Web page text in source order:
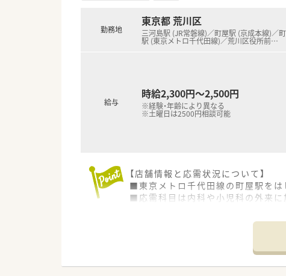
勤務地
東京都 荒川区
三河島駅 (JR常磐線)／町屋駅 (京成本線)／
駅 (東京メトロ千代田線)／荒川区役所前…
給与
時給2,300円～2,500円
※経験・年齢により異なる
※土曜日は2500円相談可能
【店舗情報と応需状況について】
■東京メトロ千代田線の町屋駅をは
■応需科目は内科や小児科の外来に
■荒川区と北区に根差し、地域密
■iPad型の電子薬歴や自動分包機
■在宅医療に非常に力を入れており